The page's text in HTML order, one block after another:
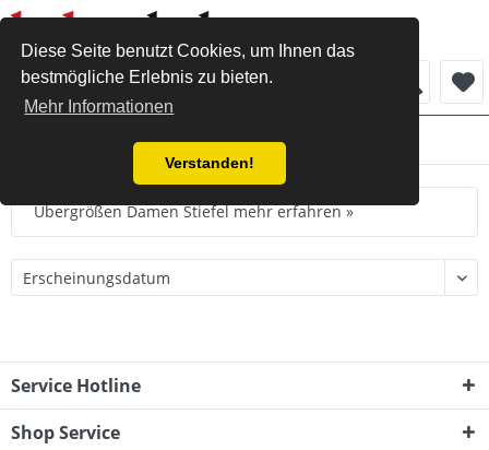
Diese Seite benutzt Cookies, um Ihnen das
bestmögliche Erlebnis zu bieten.
Mehr Informationen
Verstanden!
Menü
Übergrößen Damen Stiefelmehr erfahren »
Service Hotline
Shop Service